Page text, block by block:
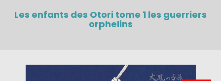
Les enfants des Otori tome 1 les guerriers
orphelins